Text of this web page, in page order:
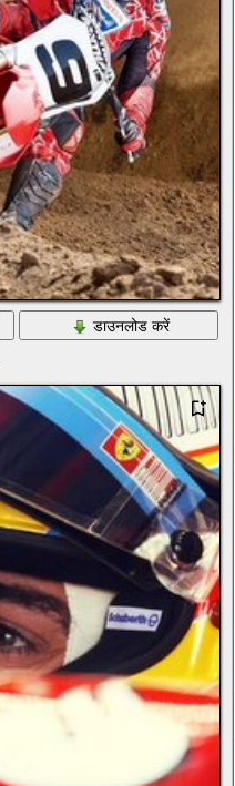
डाउनलोड करें